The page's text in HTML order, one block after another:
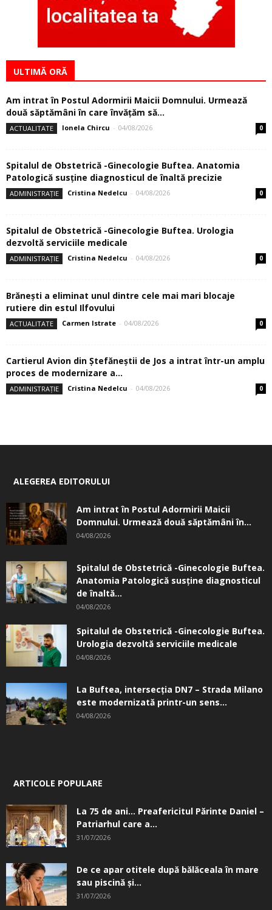
ULTIMĂ ORĂ
Am intrat în Postul Adormirii Maicii Domnului. Urmează
două săptămâni în care învăţăm să...
ACTUALITATE Ionela Chircu - 04/08/2026 0
Spitalul de Obstetrică -Ginecologie Buftea. Anatomia
Patologică susţine diagnosticul de înaltă precizie
ADMINISTRAȚIE Cristina Nedelcu - 04/08/2026 0
Spitalul de Obstetrică -Ginecologie Buftea. Urologia
dezvoltă serviciile medicale
ADMINISTRAȚIE Cristina Nedelcu - 04/08/2026 0
Brănești a eliminat unul dintre cele mai mari blocaje
rutiere din estul Ilfovului
ACTUALITATE Carmen Istrate - 04/08/2026 0
Cartierul Avion din Ştefăneştii de Jos a intrat într-un amplu
proces de modernizare a...
ADMINISTRAȚIE Cristina Nedelcu - 04/08/2026 0
ALEGEREA EDITORULUI
Am intrat în Postul Adormirii Maicii
Domnului. Urmează două săptămâni în...
04/08/2026
Spitalul de Obstetrică -Ginecologie Buftea.
Anatomia Patologică susţine diagnosticul
de înaltă...
04/08/2026
Spitalul de Obstetrică -Ginecologie Buftea.
Urologia dezvoltă serviciile medicale
04/08/2026
La Buftea, intersecţia DN7 – Strada Milano
este modernizată printr-un sens...
04/08/2026
ARTICOLE POPULARE
La 75 de ani… Preafericitul Părinte Daniel –
Patriarhul care a...
31/07/2026
De ce apar otitele după bălăceala în mare
sau piscină și...
31/07/2026